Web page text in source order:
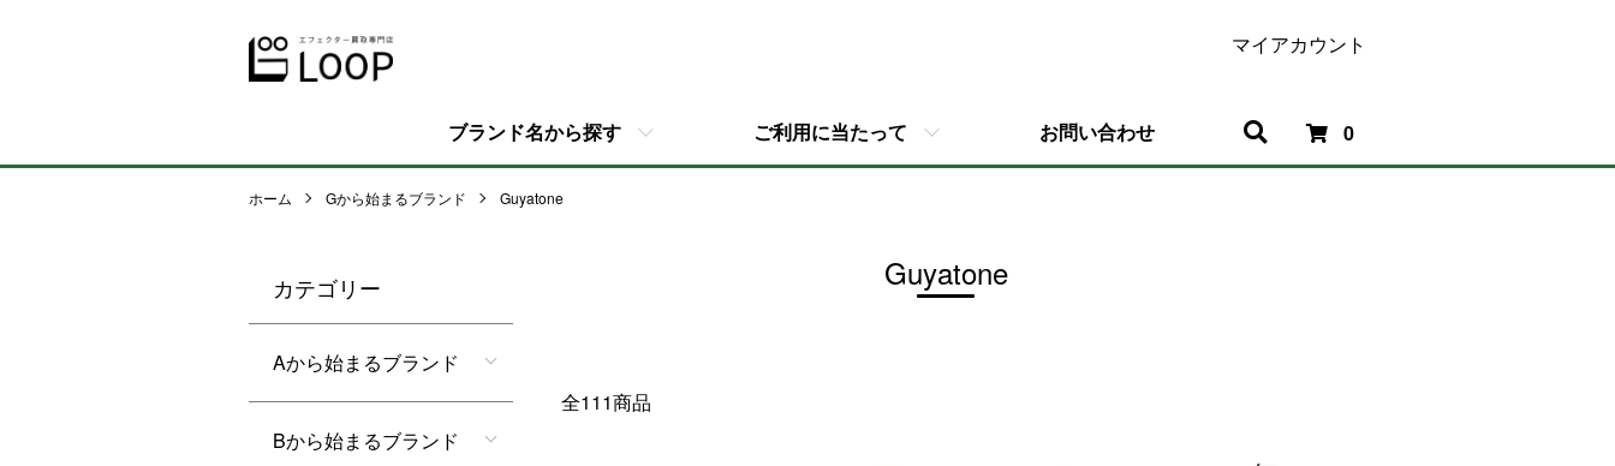
0
ブランド名から探す ご利用に当たって お問い合わせ
マイアカウント
ホーム Gから始まるブランド Guyatone
Guyatone
全111商品
カテゴリー
Aから始まるブランド
Bから始まるブランド